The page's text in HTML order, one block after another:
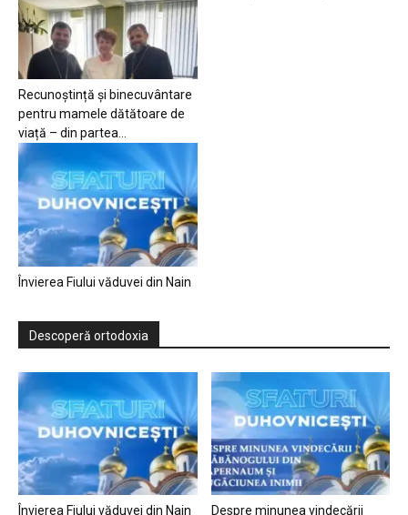
Recunoștință și binecuvântare
pentru mamele dătătoare de
viață – din partea...
Învierea Fiului văduvei din Nain
Descoperă ortodoxia
Învierea Fiului văduvei din Nain Despre minunea vindecării